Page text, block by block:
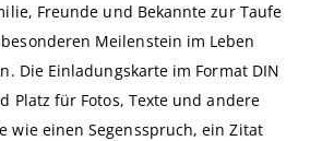
Freunde und Bekannte zur Taufe
Meilenstein im Leben
Die Einladungskarte im Format DIN
Platz für Fotos, Texte und andere
wie einen Segensspruch, ein Zitat